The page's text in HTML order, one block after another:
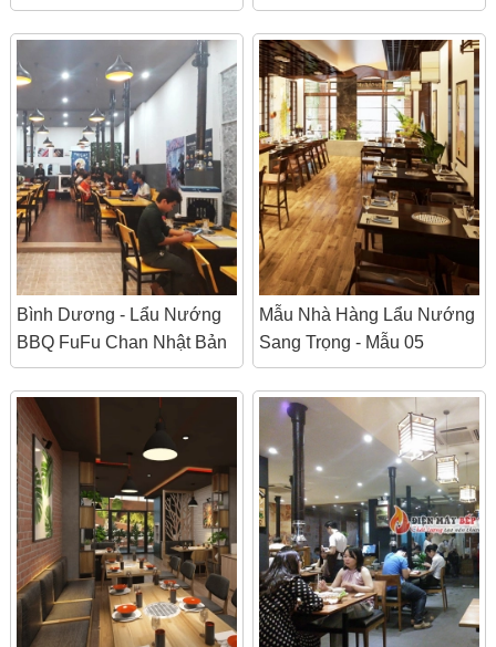
Quốc HANA
Trung
Bình Dương - Lẩu Nướng
BBQ FuFu Chan Nhật Bản
Mẫu Nhà Hàng Lẩu Nướng
Sang Trọng - Mẫu 05